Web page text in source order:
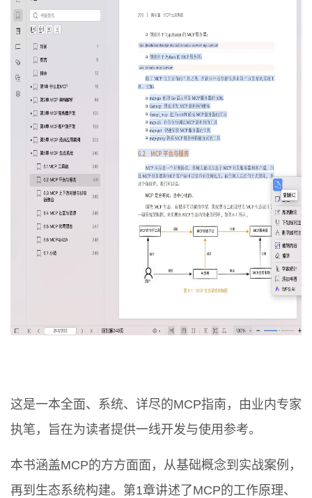
这是一本全面、系统、详尽的MCP指南，由业内专家
执笔，旨在为读者提供一线开发与使用参考。
本书涵盖MCP的方方面面，从基础概念到实战案例，
再到生态系统构建。第1章讲述了MCP的工作原理、